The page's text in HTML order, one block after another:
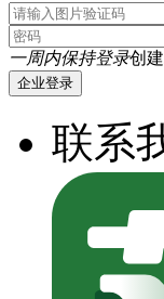
一周内保持登录创
企业登录
联系